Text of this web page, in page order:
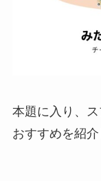
本題に入り、
おすすめを紹介